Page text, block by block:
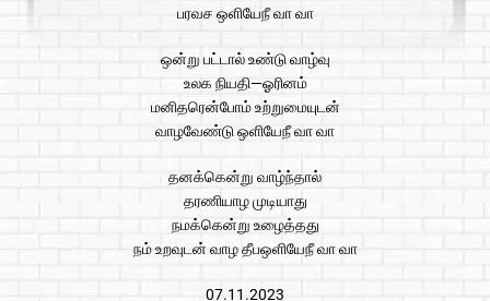
பரவச ஒளியேநீ வா வா
ஒன்று பட்டால் உண்டு வாழ்வு
உலக நியதி—ஓரினம்
மனிதரென்போம் உற்றுமையுடன்
வாழவேண்டு ஒளியேநீ வா வா
தனக்கென்று வாழ்ந்தால்
தரணியாழ முடியாது
நமக்கென்று உழைத்தது
நம் உறவுடன் வாழ தீபஒளியேநீ வா வா
07.11.2023